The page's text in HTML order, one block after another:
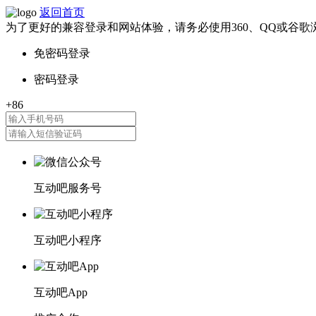
返回首页
为了更好的兼容登录和网站体验，请务必使用360、QQ或谷歌
互动吧服务号
互动吧小程序
互动吧App